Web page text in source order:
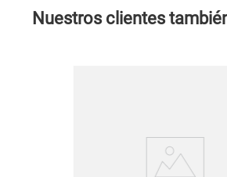
Nuestros clientes